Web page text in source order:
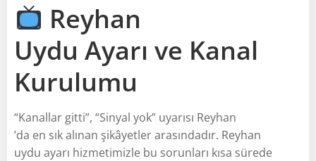
Reyhan
Uydu Ayarı ve Kanal
Kurulumu
“Kanallar gitti”, “Sinyal yok” uyarısı Reyhan
’da en sık alınan şikâyetler arasındadır. Reyhan
uydu ayarı hizmetimizle bu sorunları kısa sürede